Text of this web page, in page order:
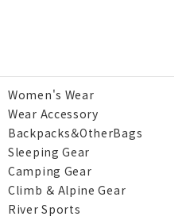
Women's Wear
Wear Accessory
Backpacks＆OtherBags
Sleeping Gear
Camping Gear
Climb ＆ Alpine Gear
River Sports